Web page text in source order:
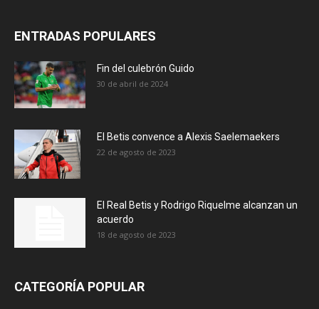
ENTRADAS POPULARES
Fin del culebrón Guido
30 de abril de 2024
El Betis convence a Alexis Saelemaekers
22 de agosto de 2023
El Real Betis y Rodrigo Riquelme alcanzan un
acuerdo
18 de agosto de 2023
CATEGORÍA POPULAR